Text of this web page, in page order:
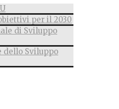
per il 2030
di Sviluppo
dello Sviluppo